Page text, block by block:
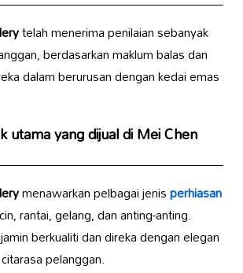
telah menerima penilaian sebanyak
berdasarkan maklum balas dan
dalam berurusan dengan kedai emas
utama yang dijual diMei Chen
menawarkan pelbagai jenisperhiasan
rantai, gelang, dan anting-anting.
berkualiti dan direka dengan elegan
pelanggan.